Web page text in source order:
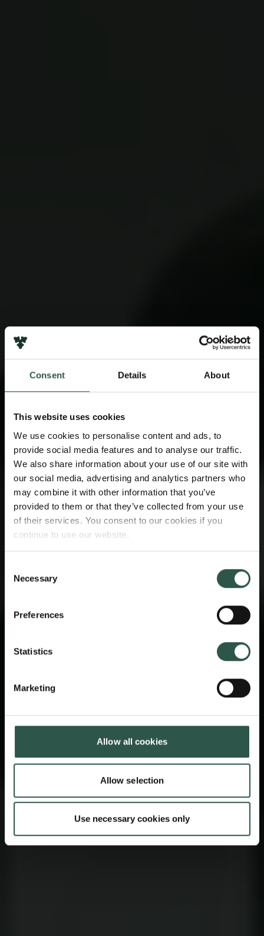
Consent Details About
This website uses cookies
We use cookies to personalise content and ads, to
provide social media features and to analyse our traffic.
We also share information about your use of our site with
our social media, advertising and analytics partners who
may combine it with other information that you’ve
provided to them or that they’ve collected from your use
of their services. You consent to our cookies if you
continue to use our website.
Selection
Necessary
Preferences
Statistics
Marketing
Allow all cookies
Allow selection
Use necessary cookies only